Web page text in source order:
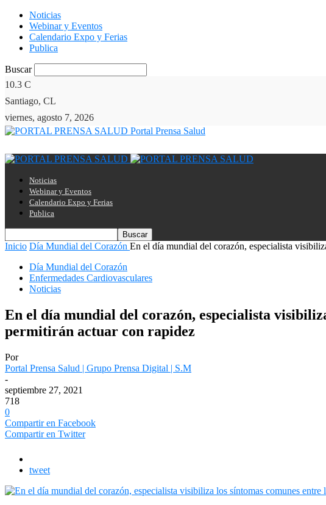
Noticias
Webinar y Eventos
Calendario Expo y Ferias
Publica
Buscar
10.3 C
Santiago, CL
viernes, agosto 7, 2026
Portal Prensa Salud
Noticias
Webinar y Eventos
Calendario Expo y Ferias
Publica
Inicio Día Mundial del Corazón En el día mundial del corazón, especialista
Día Mundial del Corazón
Enfermedades Cardiovasculares
Noticias
En el día mundial del corazón, especialista
permitirán actuar con rapidez
Por
Portal Prensa Salud | Grupo Prensa Digital | S.M
-
septiembre 27, 2021
718
0
Compartir en Facebook
Compartir en Twitter
tweet